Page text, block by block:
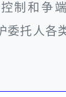
制和争
委托人各